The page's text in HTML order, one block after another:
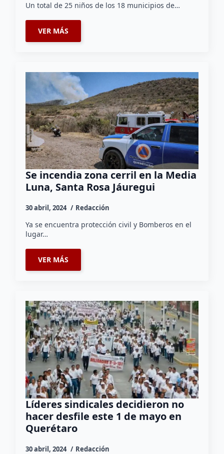
Un total de 25 niños de los 18 municipios de…
VER MÁS
Se incendia zona cerril en la Media
Luna, Santa Rosa Jáuregui
30 abril, 2024 Redacción
Ya se encuentra protección civil y Bomberos en el
lugar…
VER MÁS
Líderes sindicales decidieron no
hacer desfile este 1 de mayo en
Querétaro
30 abril, 2024 Redacción